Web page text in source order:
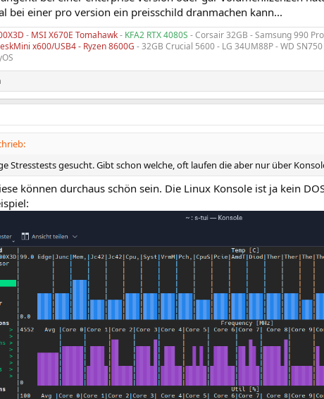
bei einer pro version ein preisschild dranmachen kann...
- MSI X670E Tomahawk- KFA2 RTX 4080S - Corsair 32GB - Samsung 990
x600/USB4 - Ryzen 8600G - 32GB Crucial 5600 - LG 34UM88P - WD
Stresstests gesucht. Gibt schon welche, oft laufen die aber nur über
können durchaus schön sein. Die Linux Konsole ist ja kein